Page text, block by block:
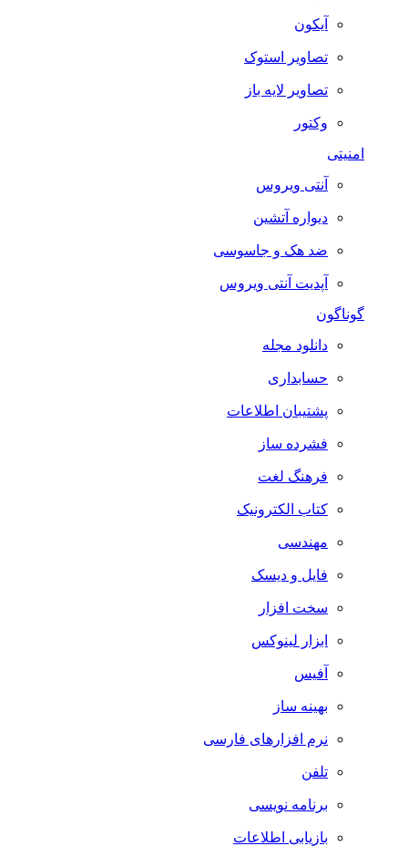
آیکون
تصاویر استوک
تصاویر لایه باز
وکتور
امنیتی
آنتی ویروس
دیواره آتشین
ضد هک و جاسوسی
آپدیت آنتی ویروس
گوناگون
دانلود مجله
حسابداری
پشتیبان اطلاعات
فشرده ساز
فرهنگ لغت
کتاب الکترونیک
مهندسی
فایل و دیسک
سخت افزار
ابزار لینوکس
آفیس
بهینه ساز
نرم افزارهای فارسی
تلفن
برنامه نویسی
بازیابی اطلاعات